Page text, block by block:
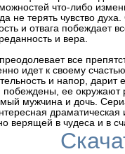
что-либо
не терять чувство
и отвага побеждает
и вера.
все
идет к своему
и напор, дарит
побеждены, ее
мужчина и дочь.
верящей в чудеса и в